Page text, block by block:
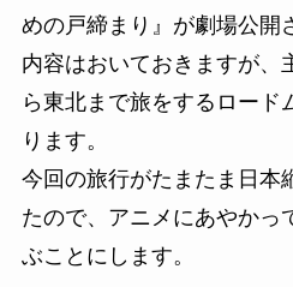
めの戸締まり』が劇場公開
内容はおいておきますが、
ら東北まで旅をするロード
ります。
今回の旅行がたまたま日本
たので、アニメにあやかっ
ぶことにします。